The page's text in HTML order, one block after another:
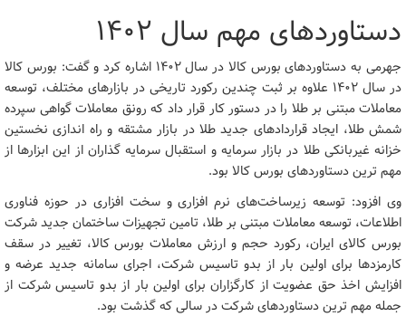
دستاوردهای مهم سال ۱۴۰۲
جهرمی به دستاوردهای بورس کالا در سال ۱۴۰۲ اشاره کرد و گفت: بورس کالا
در سال ۱۴۰۲ علاوه بر ثبت چندین رکورد تاریخی در بازارهای مختلف، توسعه
معاملات مبتنی بر طلا را در دستور کار قرار داد که رونق معاملات گواهی سپرده
شمش طلا، ایجاد قراردادهای جدید طلا در بازار مشتقه و راه اندازی نخستین
خزانه غیربانکی طلا در بازار سرمایه و استقبال سرمایه گذاران از این ابزارها از
مهم ترین دستاوردهای بورس کالا بود.
وی افزود: توسعه زیرساخت‌های نرم افزاری و سخت افزاری در حوزه فناوری
اطلاعات، توسعه معاملات مبتنی بر طلا، تامین تجهیزات ساختمان جدید شرکت
بورس کالای ایران، رکورد حجم و ارزش معاملات‌ بورس کالا، تغییر در سقف
کارمزدها برای اولین بار از بدو تاسیس شرکت، اجرای سامانه جدید عرضه و
افزایش اخذ حق عضویت از کارگزاران برای اولین بار از بدو تاسیس شرکت از
جمله مهم ترین دستاوردهای شرکت در سالی که گذشت بود.